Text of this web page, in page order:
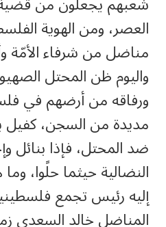
العصر، ومن الهوية
مناضل من شرفاء الأمّة
واليوم ظن المحتل
ورفاقه من أرضهم في
مديدة من السجن، كفيل
ضد المحتل، فإذا بنائل
النضالية حيثما حلًوا،
إليه رئيس تجمع
المناضل خالد السعدي